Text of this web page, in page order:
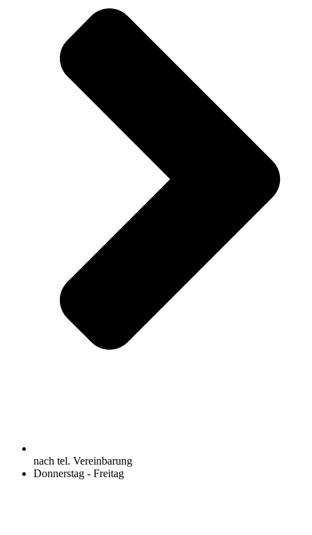
nach tel. Vereinbarung
Donnerstag - Freitag